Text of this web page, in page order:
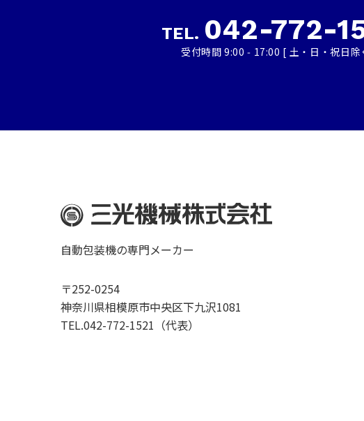
TEL. 042-772-
受付時間 9:00 ‑ 17:00 [ 土・日・祝日除
自動包装機の専門メーカー
〒252-0254
神奈川県相模原市中央区下九沢1081
TEL.042-772-1521（代表）